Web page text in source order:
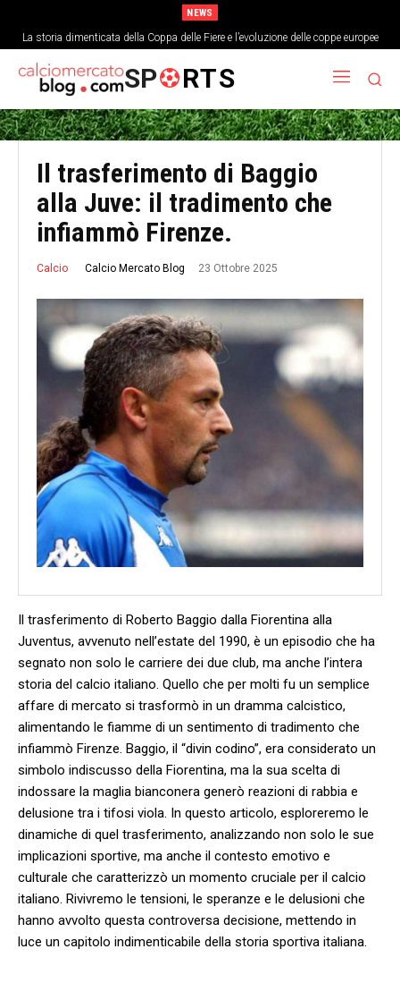
NEWS
La storia dimenticata della Coppa delle Fiere e l’evoluzione delle coppe europee
L’analisi economica del costo di un singolo punto nei top campionati europei
SP RTS
Il trasferimento di Baggio
alla Juve: il tradimento che
infiammò Firenze.
Calcio Calcio Mercato Blog 23 Ottobre 2025
Il trasferimento di Roberto Baggio dalla ‍Fiorentina alla
Juventus, avvenuto nell’estate del 1990, è un episodio che ha
segnato non solo le carriere dei due club, ma anche l’intera
storia⁢ del ⁣calcio⁢ italiano. Quello che per‍ molti fu un semplice
affare ‌di mercato si⁢ trasformò in un dramma calcistico,
alimentando le ⁣fiamme di ⁣un sentimento di ‌tradimento che‍
infiammò​ Firenze. ‍Baggio, il “divin codino”, era considerato un
⁣simbolo indiscusso della Fiorentina, ma ‌la sua scelta⁤ di ​
indossare la maglia bianconera ⁤generò reazioni di rabbia e‍
delusione tra i tifosi‍ viola. In questo articolo,‍ esploreremo le
dinamiche di quel trasferimento, analizzando non solo le sue
implicazioni sportive, ma anche il contesto emotivo e
culturale che caratterizzò ‍un momento cruciale per il calcio
italiano. ⁣Rivivremo​ le tensioni, ‌le speranze e le delusioni che
hanno⁣ avvolto questa⁤ controversa decisione, mettendo in
luce un capitolo indimenticabile della ⁢storia sportiva italiana.